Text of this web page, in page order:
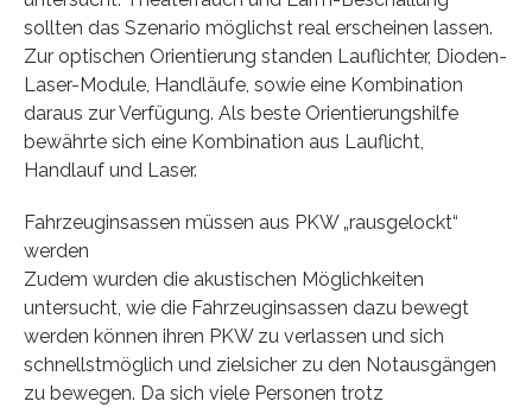
sollten das Szenario möglichst real erscheinen lassen.
Zur optischen Orientierung standen Lauflichter, Dioden-
Laser-Module, Handläufe, sowie eine Kombination
daraus zur Verfügung. Als beste Orientierungshilfe
bewährte sich eine Kombination aus Lauflicht,
Handlauf und Laser.
Fahrzeuginsassen müssen aus PKW „rausgelockt“
werden
Zudem wurden die akustischen Möglichkeiten
untersucht, wie die Fahrzeuginsassen dazu bewegt
werden können ihren PKW zu verlassen und sich
schnellstmöglich und zielsicher zu den Notausgängen
zu bewegen. Da sich viele Personen trotz